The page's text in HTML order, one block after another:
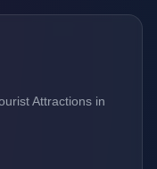
Attractions in